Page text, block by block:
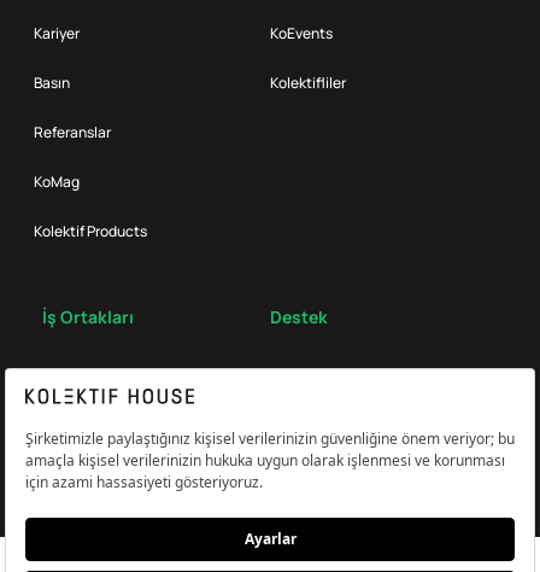
Kariyer
Basın
Referanslar
KoMag
Kolektif Products
KoEvents
Kolektifliler
İş Ortakları Destek
Çerez Tercihlerini Yönetin